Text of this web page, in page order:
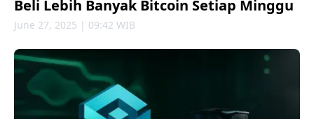
Beli Lebih Banyak Bitcoin Setiap Minggu
June 27, 2025 | 09:42 WIB